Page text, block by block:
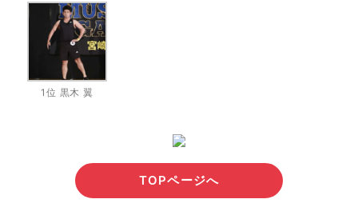
1位 黒木 翼
TOPページへ